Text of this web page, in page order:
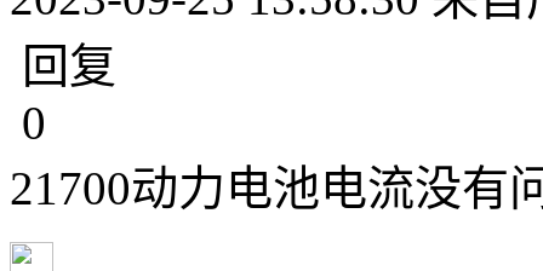
回复
0
21700动力电池电流没有